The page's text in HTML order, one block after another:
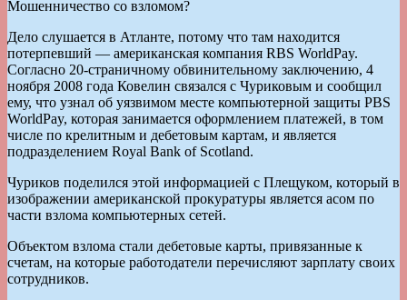
Мошенничество со взломом?
Дело слушается в Атланте, потому что там находится
потерпевший — американская компания RBS WorldPay.
Согласно 20-страничному обвинительному заключению, 4
ноября 2008 года Ковелин связался с Чуриковым и сообщил
ему, что узнал об уязвимом месте компьютерной защиты PBS
WorldPay, которая занимается оформлением платежей, в том
числе по крелитным и дебетовым картам, и является
подразделением Royal Bank of Scotland.
Чуриков поделился этой информацией с Плещуком, который в
изображении американской прокуратуры является асом по
части взлома компьютерных сетей.
Объектом взлома стали дебетовые карты, привязанные к
счетам, на которые работодатели перечисляют зарплату своих
сотрудников.